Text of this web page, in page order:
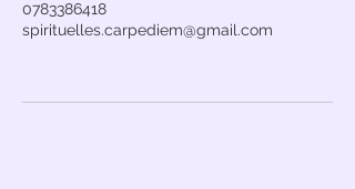
0783386418
spirituelles.carpediem@gmail.com